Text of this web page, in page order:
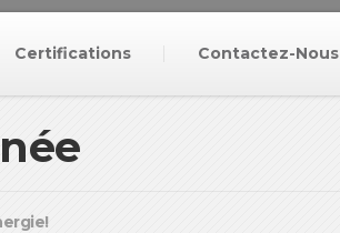
Certifications Contactez-Nous